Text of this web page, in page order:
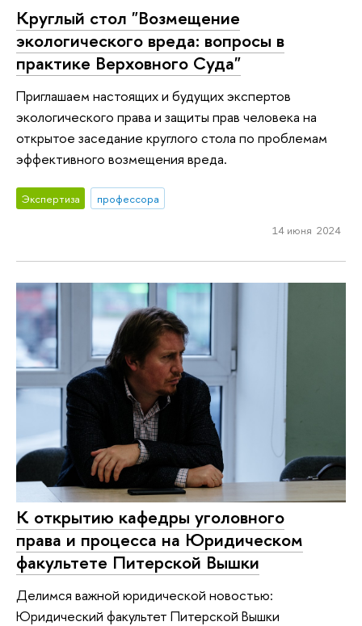
Круглый стол "Возмещение
экологического вреда: вопросы в
практике Верховного Суда"
Приглашаем настоящих и будущих экспертов
экологического права и защиты прав человека на
открытое заседание круглого стола по проблемам
эффективного возмещения вреда.
Экспертиза профессора
14 июня 2024
К открытию кафедры уголовного
права и процесса на Юридическом
факультете Питерской Вышки
Делимся важной юридической новостью:
Юридический факультет Питерской Вышки